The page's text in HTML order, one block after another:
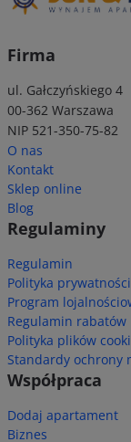
Firma
ul. Gałczyńskiego 4
00-362 Warszawa
NIP 521-350-75-82
O nas
Kontakt
Sklep online
Blog
Regulaminy
Regulamin
Polityka prywatności
Program
Regulamin rabatów
Polityka plików
Standardy ochrony
Współpraca
Dodaj apartament
Biznes